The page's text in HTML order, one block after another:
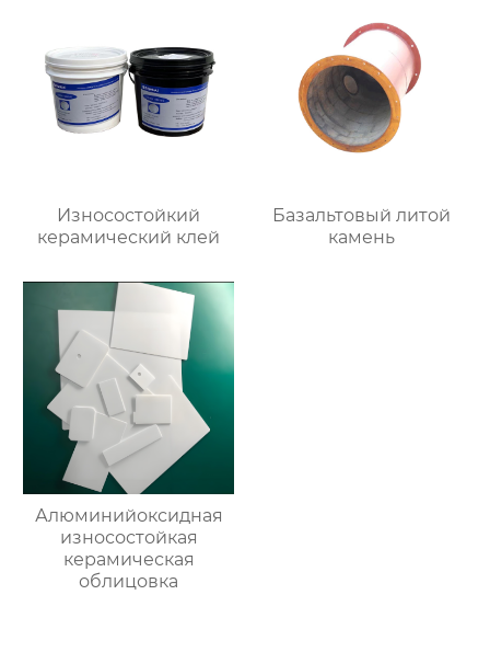
Износостойкий
керамический клей
Базальтовый литой
камень
Алюминийоксидная
износостойкая
керамическая
облицовка